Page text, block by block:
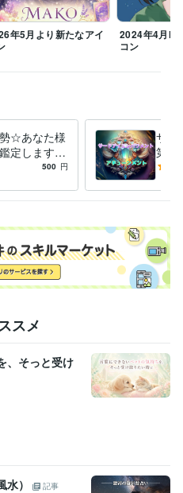
す(*˘︶˘*).｡*♡
ままでなく自分らしく日々一生懸
願い致します。】
頂きます。】
ます。
ーリング・アチュンーメントに入り
かえました★彡
験年数 : 7年
大震災で被災に合ったで賞 ココナ
ロンズランク ココナラ  シルバー
ラ  ブロンズランクになりました
た
得年 : 2022年
年5月より新たなアイ
2024年4月
コン
☆あなた様
定します
くじ感覚☆
500 円
サー
第三
能力
スメ
、そっと受け
）
記事